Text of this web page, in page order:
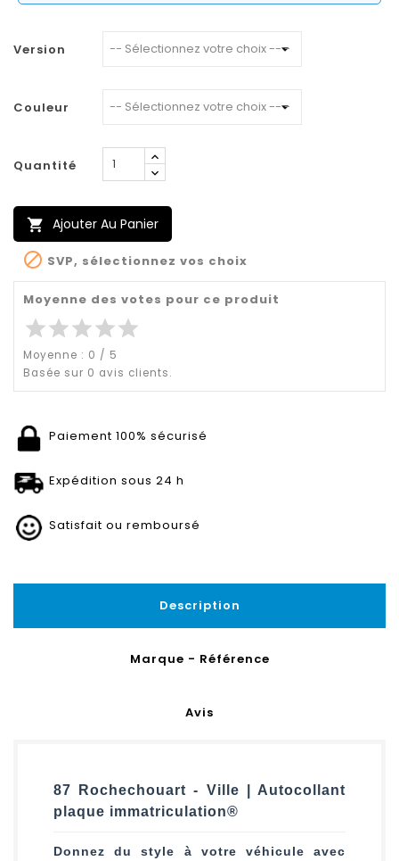
Version
Couleur
Quantité
 Ajouter Au Panier
 SVP, sélectionnez vos choix
Moyenne des votes pour ce produit
starstarstarstarstar
Moyenne : 0 / 5
Basée sur 0 avis clients.
Paiement 100% sécurisé
Expédition sous 24 h
Satisfait ou remboursé
Description
Marque - Référence
Avis
87 Rochechouart - Ville | Autocollant
plaque immatriculation®
Donnez du style à votre véhicule avec